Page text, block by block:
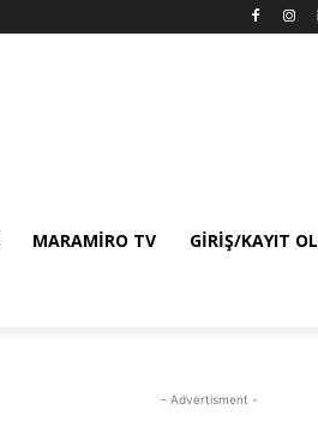
MARAMIRO TV GIRIŞ/KAYIT OL
- Advertisment -